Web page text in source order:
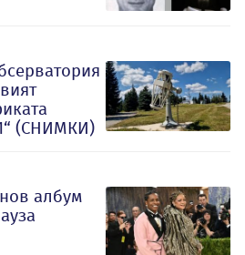
(СНИМКИ)
албум